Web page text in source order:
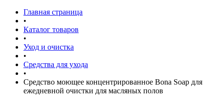
Главная страница
•
Каталог товаров
•
Уход и очистка
•
Средства для ухода
•
Средство моющее концентрированное Bona Soap для
ежедневной очистки для масляных полов